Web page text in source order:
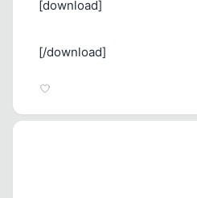
[download]
[/download]